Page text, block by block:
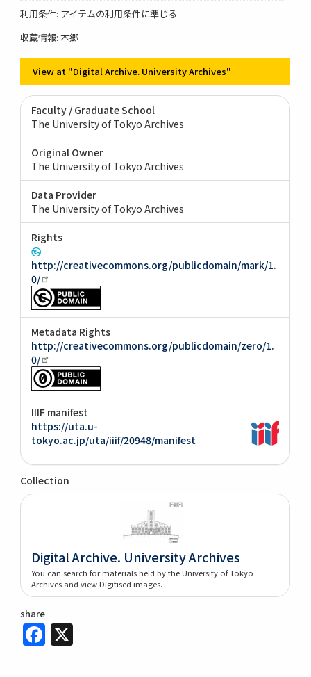
利用条件: アイテムの利用条件に準じる
収蔵情報: 本郷
View at "Digital Archive. University Archives"
Faculty / Graduate School
The University of Tokyo Archives
Original Owner
The University of Tokyo Archives
Data Provider
The University of Tokyo Archives
Rights
http://creativecommons.org/publicdomain/mark/1.
0/
Metadata Rights
http://creativecommons.org/publicdomain/zero/1.
0/
IIIF manifest
https://uta.u-
tokyo.ac.jp/uta/iiif/20948/manifest
Collection
Digital Archive. University Archives
You can search for materials held by the University of Tokyo
Archives and view Digitised images.
share
Facebook